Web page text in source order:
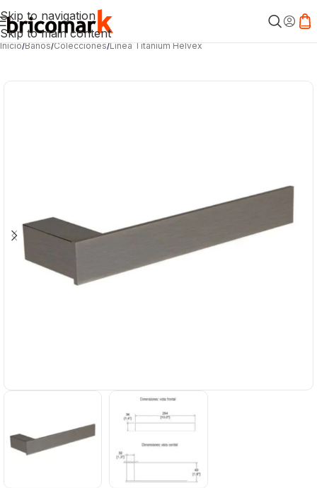
Skip to navigation
Skip to main content
Inicio/Baños/Colecciones/Línea Titanium Helvex